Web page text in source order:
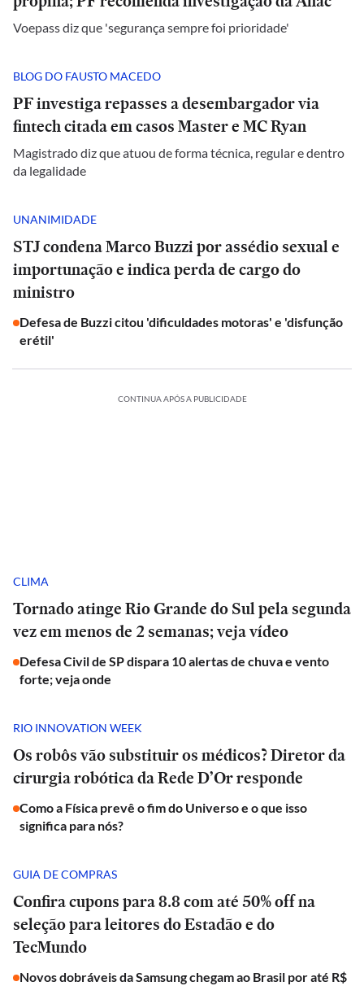
Voepass diz que 'segurança sempre foi prioridade'
BLOG DO FAUSTO MACEDO
PF investiga repasses a desembargador via
fintech citada em casos Master e MC Ryan
Magistrado diz que atuou de forma técnica, regular e dentro
da legalidade
UNANIMIDADE
STJ condena Marco Buzzi por assédio sexual e
importunação e indica perda de cargo do
ministro
Defesa de Buzzi citou 'dificuldades motoras' e 'disfunção
erétil'
CONTINUA APÓS A PUBLICIDADE
CLIMA
Tornado atinge Rio Grande do Sul pela segunda
vez em menos de 2 semanas; veja vídeo
Defesa Civil de SP dispara 10 alertas de chuva e vento
forte; veja onde
RIO INNOVATION WEEK
Os robôs vão substituir os médicos? Diretor da
cirurgia robótica da Rede D’Or responde
Como a Física prevê o fim do Universo e o que isso
significa para nós?
GUIA DE COMPRAS
Confira cupons para 8.8 com até 50% off na
seleção para leitores do Estadão e do
TecMundo
Novos dobráveis da Samsung chegam ao Brasil por até R$